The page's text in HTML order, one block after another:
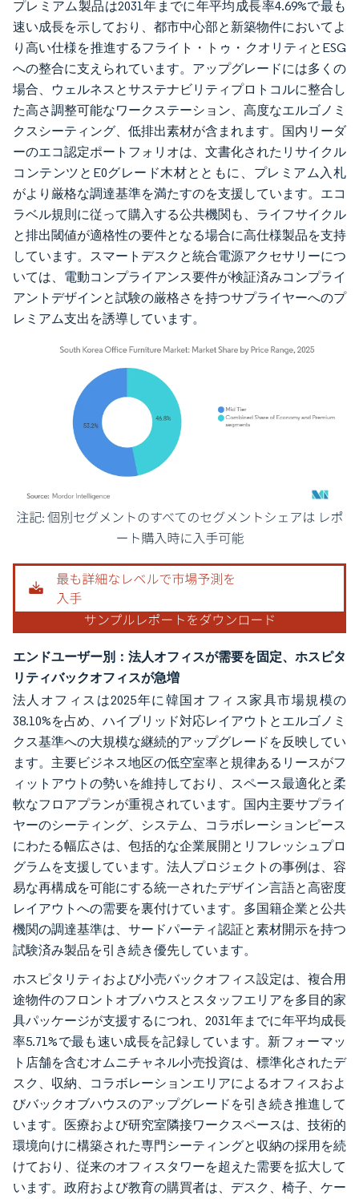
プレミアム製品は2031年までに年平均成長率4.69%で最も
速い成長を示しており、都市中心部と新築物件においてよ
り高い仕様を推進するフライト・トゥ・クオリティとESG
への整合に支えられています。アップグレードには多くの
場合、ウェルネスとサステナビリティプロトコルに整合し
た高さ調整可能なワークステーション、高度なエルゴノミ
クスシーティング、低排出素材が含まれます。国内リーダ
ーのエコ認定ポートフォリオは、文書化されたリサイクル
コンテンツとE0グレード木材とともに、プレミアム入札
がより厳格な調達基準を満たすのを支援しています。エコ
ラベル規則に従って購入する公共機関も、ライフサイクル
と排出閾値が適格性の要件となる場合に高仕様製品を支持
しています。スマートデスクと統合電源アクセサリーにつ
いては、電動コンプライアンス要件が検証済みコンプライ
アントデザインと試験の厳格さを持つサプライヤーへのプ
レミアム支出を誘導しています。
画像 © Mordor Intelligence。再利用にはCC BY 4.0の表示が必要です。
エンドユーザー別：法人オフィスが需要を固定、ホスピタ
リティバックオフィスが急増
法人オフィスは2025年に韓国オフィス家具市場規模の
38.10%を占め、ハイブリッド対応レイアウトとエルゴノミ
クス基準への大規模な継続的アップグレードを反映してい
ます。主要ビジネス地区の低空室率と規律あるリースがフ
ィットアウトの勢いを維持しており、スペース最適化と柔
軟なフロアプランが重視されています。国内主要サプライ
ヤーのシーティング、システム、コラボレーションピース
にわたる幅広さは、包括的な企業展開とリフレッシュプロ
グラムを支援しています。法人プロジェクトの事例は、容
易な再構成を可能にする統一されたデザイン言語と高密度
レイアウトへの需要を裏付けています。多国籍企業と公共
機関の調達基準は、サードパーティ認証と素材開示を持つ
試験済み製品を引き続き優先しています。
ホスピタリティおよび小売バックオフィス設定は、複合用
途物件のフロントオブハウスとスタッフエリアを多目的家
具パッケージが支援するにつれ、2031年までに年平均成長
率5.71%で最も速い成長を記録しています。新フォーマッ
ト店舗を含むオムニチャネル小売投資は、標準化されたデ
スク、収納、コラボレーションエリアによるオフィスおよ
びバックオブハウスのアップグレードを引き続き推進して
います。医療および研究室隣接ワークスペースは、技術的
環境向けに構築された専門シーティングと収納の採用を続
けており、従来のオフィスタワーを超えた需要を拡大して
います。政府および教育の購買者は、デスク、椅子、ケー